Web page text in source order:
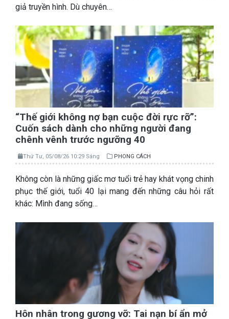
giả truyền hình. Dù chuyên…
“Thế giới không nợ bạn cuộc đời rực rỡ”:
Cuốn sách dành cho những người đang
chênh vênh trước ngưỡng 40
Thứ Tư, 05/08/26 10:29 Sáng PHONG CÁCH
Không còn là những giấc mơ tuổi trẻ hay khát vọng chinh
phục thế giới, tuổi 40 lại mang đến những câu hỏi rất
khác: Mình đang sống…
Hôn nhân trong gương vỡ: Tai nạn bí ẩn mở